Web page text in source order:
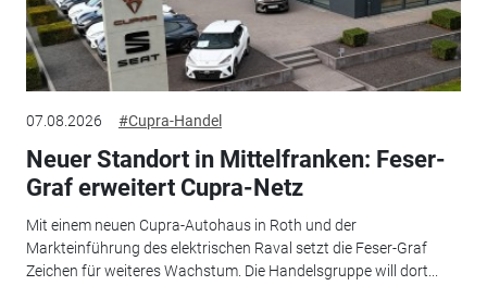
07.08.2026 #Cupra-Handel
Neuer Standort in Mittelfranken: Feser-
Graf erweitert Cupra-Netz
Mit einem neuen Cupra-Autohaus in Roth und der
Markteinführung des elektrischen Raval setzt die Feser-Graf
Zeichen für weiteres Wachstum. Die Handelsgruppe will dort...